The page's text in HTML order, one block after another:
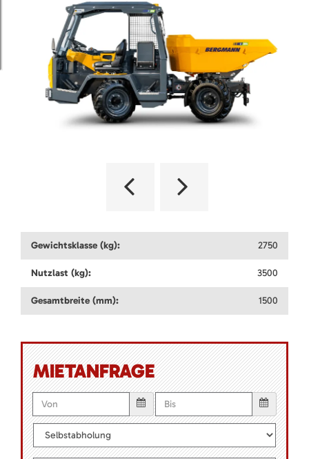
Gewichtsklasse (kg): 2750
Nutzlast (kg): 3500
Gesamtbreite (mm): 1500
MIETANFRAGE